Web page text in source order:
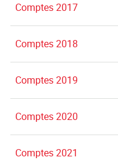
Comptes 2017
Comptes 2018
Comptes 2019
Comptes 2020
Comptes 2021